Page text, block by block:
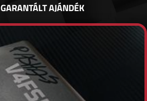
GARANTÁLT AJÁNDÉK